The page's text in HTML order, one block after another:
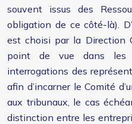
souvent issus des
obligation de ce côté-là).
est choisi par la Direction
point de vue dans les
interrogations des
afin d’incarner le Comité
aux tribunaux, le cas
distinction entre les